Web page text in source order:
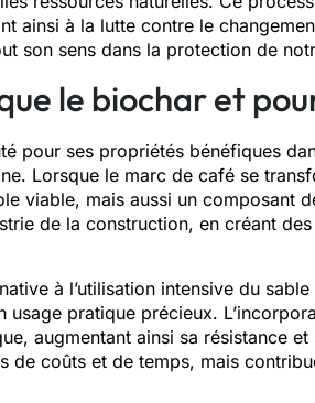
ainsi à la lutte contre le
son sens dans la protection de
le biochar et
pour ses propriétés bénéfiques
Lorsque le marc de café se
viable, mais aussi un composant
de la construction, en créant
à l’utilisation intensive du
usage pratique précieux.
augmentant ainsi sa résistance
de coûts et de temps, mais